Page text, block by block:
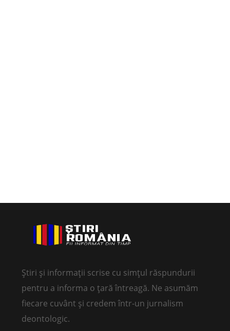
Știri și informații scrise cu simțul răspundurii
pentru a informa o țară întreagă. Ne asumăm
fiecare cuvânt și credem într-un jurnalism
deontologic.